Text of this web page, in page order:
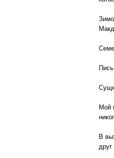
Мой
В
друг